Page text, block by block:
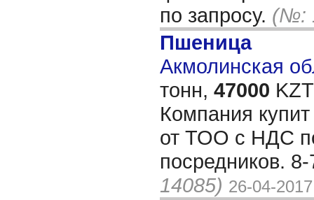
по запросу. (№:
Пшеница
Акмолинская
тонн, 47000
Компания
от ТОО с НДС
посредников.
14085) 26-04-2017